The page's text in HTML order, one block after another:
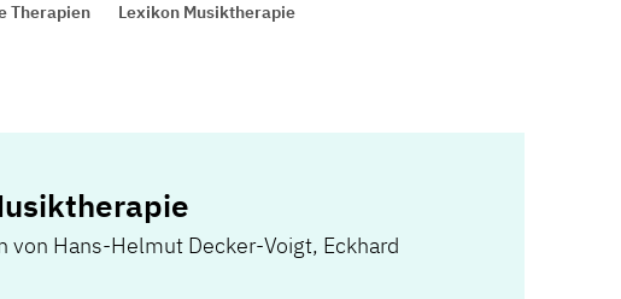
Therapien Lexikon Musiktherapie
von Hans-Helmut Decker-Voigt, Eckhard